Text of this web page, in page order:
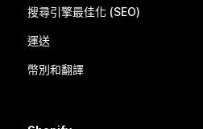
搜尋引擎最佳化 (SEO)
運送
幣別和翻譯